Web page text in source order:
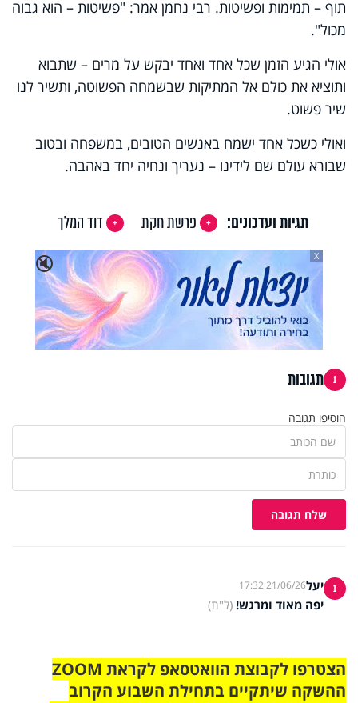
תוף – תמימות ופשיטות. רבי נחמן אמר: "פשיטות – הוא גבוה
מכול".
אולי הגיע הזמן שכל אחד ואחד יבקש על מרים – שתבוא
ותוציא את כולם אל המתיקות שבשמחה הפשוטה, ותשיר לנו
שיר פשוט.
ואולי כשכל אחד ישמח באנשים הטובים, במשפחה ובטוב
שבורא עולם שם לידינו – נעריך ונחיה יחד באהבה.
תגיות ועדכונים: פרשת חקת
דוד המלך
🔇
X
1 תגובות
הוסיפו תגובה
שלח תגובה
1 יעל21/06/26 17:32
יפה מאוד ומרגש! (ל"ת)
הצטרפו לקבוצת הוואטסאפ לקראת ZOOM
ההשקה שיתקיים בתחילת השבוע הקרוב